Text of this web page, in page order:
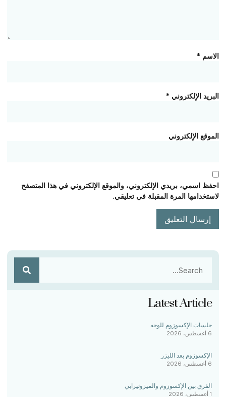
الاسم *
البريد الإلكتروني *
الموقع الإلكتروني
احفظ اسمي، بريدي الإلكتروني، والموقع الإلكتروني في هذا المتصفح
لاستخدامها المرة المقبلة في تعليقي.
Latest Article
جلسات الإكسوزوم للوجه
6 أغسطس، 2026
الإكسوزوم بعد الليزر
6 أغسطس، 2026
الفرق بين الإكسوزوم والميزوثيرابي
1 أغسطس، 2026